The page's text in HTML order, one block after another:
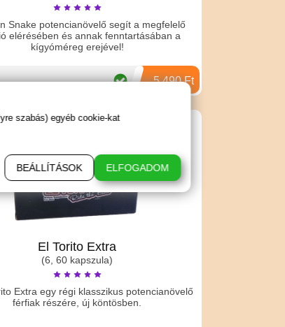
Snake potencianövelő segít a megfelelő
elérésében és annak fenntartásában a
kígyóméreg erejével!
5 490 Ft
El Torito Extra
(6, 60 kapszula)
Extra egy régi klasszikus potencianövelő
férfiak részére, új köntösben.
szabás) egyéb cookie-kat
BEÁLLÍTÁSOK ELFOGADOM